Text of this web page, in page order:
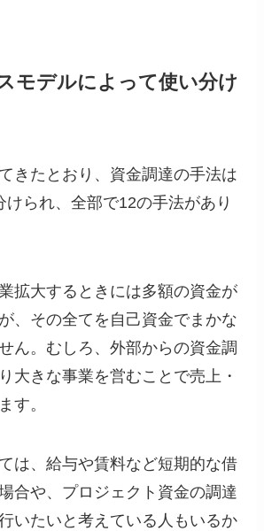
モデルによって使い分け
きたとおり、資金調達の手法は
けられ、全部で12の手法があり
拡大するときには多額の資金が
、その全てを自己資金でまかな
ん。むしろ、外部からの資金調
大きな事業を営むことで売上・
す。
は、給与や賃料など短期的な借
合や、プロジェクト資金の調達
いたいと考えている人もいるか